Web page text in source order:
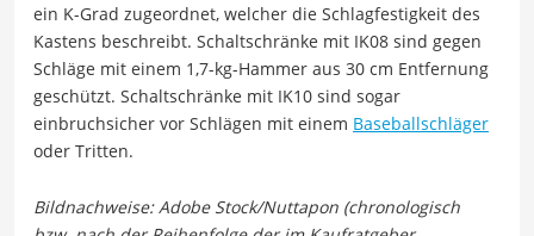
ein K-Grad zugeordnet, welcher die Schlagfestigkeit des
Kastens beschreibt. Schaltschränke mit IK08 sind gegen
Schläge mit einem 1,7-kg-Hammer aus 30 cm Entfernung
geschützt. Schaltschränke mit IK10 sind sogar
einbruchsicher vor Schlägen mit einem Baseballschläger
oder Tritten.